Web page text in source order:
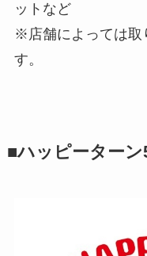
ットなど
※店舗によっては取
す。
■ハッピーターン